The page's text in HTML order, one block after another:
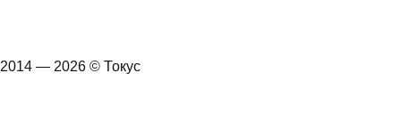
2014 — 2026 © Токус